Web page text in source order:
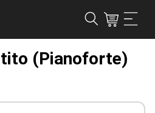
(Pianoforte)